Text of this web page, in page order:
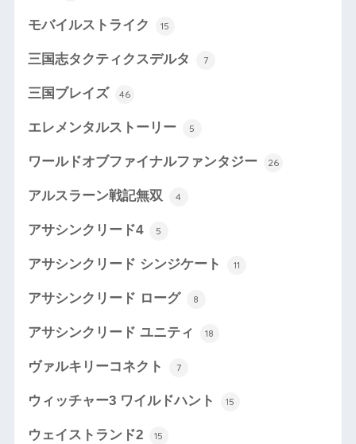
モバイルストライク 15
三国志タクティクスデルタ 7
三国ブレイズ 46
エレメンタルストーリー 5
ワールドオブファイナルファンタジー 26
アルスラーン戦記無双 4
アサシンクリード4 5
アサシンクリード シンジケート 11
アサシンクリード ローグ 8
アサシンクリード ユニティ 18
ヴァルキリーコネクト 7
ウィッチャー3 ワイルドハント 15
ウェイストランド2 15